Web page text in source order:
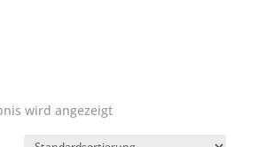
wird angezeigt